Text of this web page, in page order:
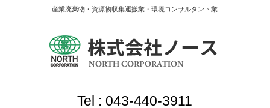
産業廃棄物・資源物収集運搬業・環境コンサルタント業
Tel : 043-440-3911